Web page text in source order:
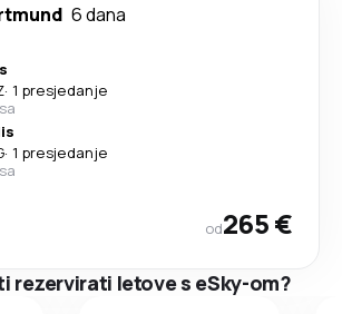
6 dana
· 1 presjedanje
· 1 presjedanje
od265 €
rezervirati letove s eSky-om?